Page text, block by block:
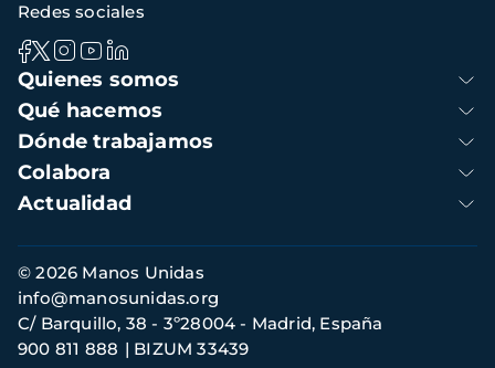
Navegación
principal
Quienes somos
Qué hacemos
Dónde trabajamos
Colabora
Actualidad
Redes sociales
Información
de
contacto
© 2026 Manos Unidas
C/ Barquillo, 38 - 3º28004 - Madrid, España
900 811 888
BIZUM 33439
info@manosunidas.org